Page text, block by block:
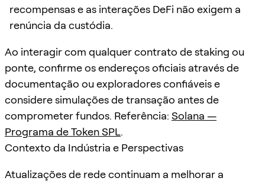
recompensas e as interações DeFi não exigem a
renúncia da custódia.
Ao interagir com qualquer contrato de staking ou
ponte, confirme os endereços oficiais através de
documentação ou exploradores confiáveis e
considere simulações de transação antes de
comprometer fundos. Referência: Solana —
Programa de Token SPL.
Contexto da Indústria e Perspectivas
Atualizações de rede continuam a melhorar a